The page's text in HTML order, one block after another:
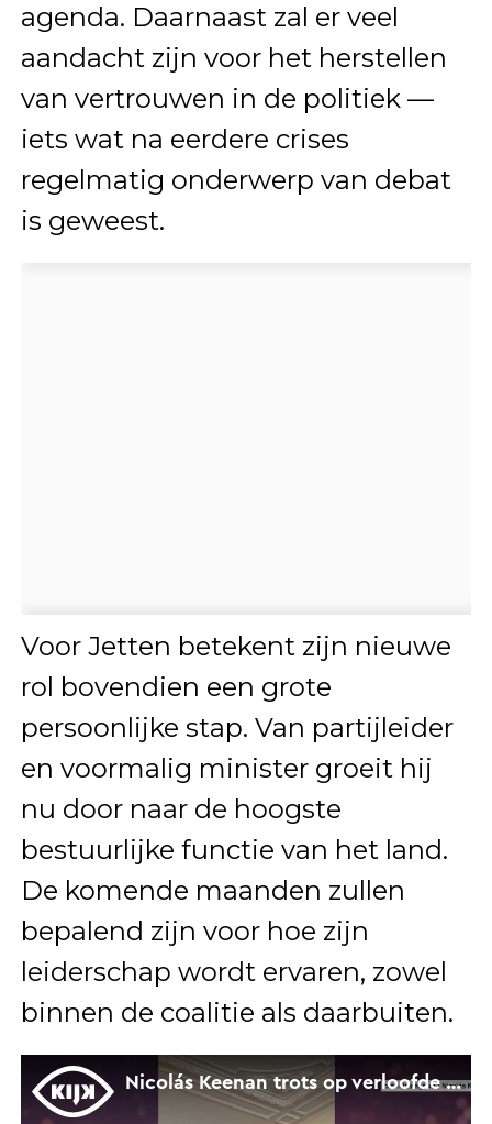
agenda. Daarnaast zal er veel
aandacht zijn voor het herstellen
van vertrouwen in de politiek —
iets wat na eerdere crises
regelmatig onderwerp van debat
is geweest.
Voor Jetten betekent zijn nieuwe
rol bovendien een grote
persoonlijke stap. Van partijleider
en voormalig minister groeit hij
nu door naar de hoogste
bestuurlijke functie van het land.
De komende maanden zullen
bepalend zijn voor hoe zijn
leiderschap wordt ervaren, zowel
binnen de coalitie als daarbuiten.